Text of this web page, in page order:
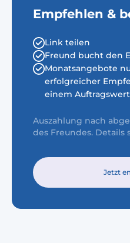
Empfehlen &
Link teilen
Freund bucht den
Monatsangebote
erfolgreicher
einem
Auszahlung nach
des Freundes.
Jetzt